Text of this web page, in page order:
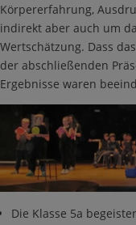
Körpererfahrung,
indirekt aber auch um
Wertschätzung. Dass
der abschließenden
Ergebnisse waren
Die Klasse 5a